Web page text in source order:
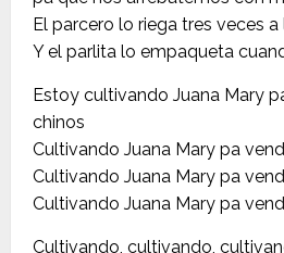
El parcero lo riega tres veces a
Y el parlita lo empaqueta
Estoy cultivando Juana Mary
chinos
Cultivando Juana Mary pa
Cultivando Juana Mary pa
Cultivando Juana Mary pa
Cultivando, cultivando,